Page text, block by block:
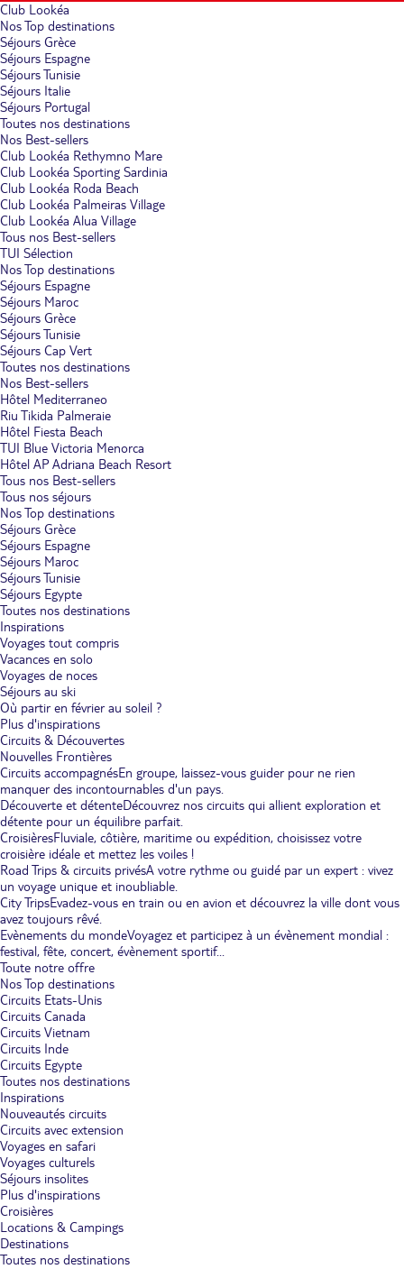
Club Lookéa
Nos Top destinations
Séjours Grèce
Séjours Espagne
Séjours Tunisie
Séjours Italie
Séjours Portugal
Toutes nos destinations
Nos Best-sellers
Club Lookéa Rethymno Mare
Club Lookéa Sporting Sardinia
Club Lookéa Roda Beach
Club Lookéa Palmeiras Village
Club Lookéa Alua Village
Tous nos Best-sellers
TUI Sélection
Nos Top destinations
Séjours Espagne
Séjours Maroc
Séjours Grèce
Séjours Tunisie
Séjours Cap Vert
Toutes nos destinations
Nos Best-sellers
Hôtel Mediterraneo
Riu Tikida Palmeraie
Hôtel Fiesta Beach
TUI Blue Victoria Menorca
Hôtel AP Adriana Beach Resort
Tous nos Best-sellers
Tous nos séjours
Nos Top destinations
Séjours Grèce
Séjours Espagne
Séjours Maroc
Séjours Tunisie
Séjours Egypte
Toutes nos destinations
Inspirations
Voyages tout compris
Vacances en solo
Voyages de noces
Séjours au ski
Où partir en février au soleil ?
Plus d'inspirations
Circuits & Découvertes
Nouvelles Frontières
Circuits accompagnésEn groupe, laissez-vous guider pour ne rien
manquer des incontournables d'un pays.
Découverte et détenteDécouvrez nos circuits qui allient exploration et
détente pour un équilibre parfait.
CroisièresFluviale, côtière, maritime ou expédition, choisissez votre
croisière idéale et mettez les voiles !
Road Trips & circuits privésA votre rythme ou guidé par un expert : vivez
un voyage unique et inoubliable.
City TripsEvadez-vous en train ou en avion et découvrez la ville dont vous
avez toujours rêvé.
Evènements du mondeVoyagez et participez à un évènement mondial :
festival, fête, concert, évènement sportif...
Toute notre offre
Nos Top destinations
Circuits Etats-Unis
Circuits Canada
Circuits Vietnam
Circuits Inde
Circuits Egypte
Toutes nos destinations
Inspirations
Nouveautés circuits
Circuits avec extension
Voyages en safari
Voyages culturels
Séjours insolites
Plus d'inspirations
Croisières
Locations & Campings
Destinations
Toutes nos destinations